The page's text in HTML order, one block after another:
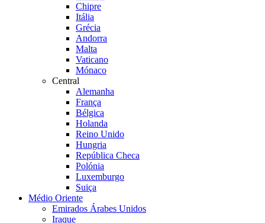
Chipre
Itália
Grécia
Andorra
Malta
Vaticano
Mónaco
Central
Alemanha
França
Bélgica
Holanda
Reino Unido
Hungria
República Checa
Polónia
Luxemburgo
Suiça
Médio Oriente
Emirados Árabes Unidos
Iraque